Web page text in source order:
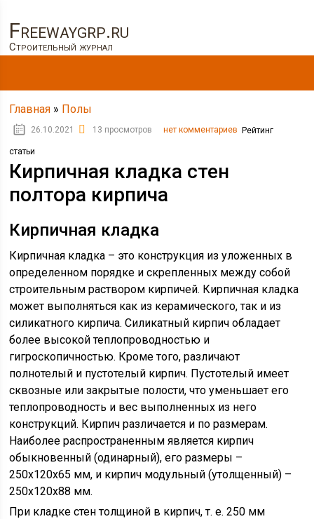
Freewaygrp.ru
Строительный журнал
Главная » Полы
26.10.2021 13 просмотров нет комментариев Рейтинг
статьи
Кирпичная кладка стен
полтора кирпича
Кирпичная кладка
Кирпичная кладка – это конструкция из уложенных в
определенном порядке и скрепленных между собой
строительным раствором кирпичей. Кирпичная кладка
может выполняться как из керамического, так и из
силикатного кирпича. Силикатный кирпич обладает
более высокой теплопроводностью и
гигроскопичностью. Кроме того, различают
полнотелый и пустотелый кирпич. Пустотелый имеет
сквозные или закрытые полости, что уменьшает его
теплопроводность и вес выполненных из него
конструкций. Кирпич различается и по размерам.
Наиболее распространенным является кирпич
обыкновенный (одинарный), его размеры –
250х120х65 мм, и кирпич модульный (утолщенный) –
250х120х88 мм.
При кладке стен толщиной в кирпич, т. е. 250 мм